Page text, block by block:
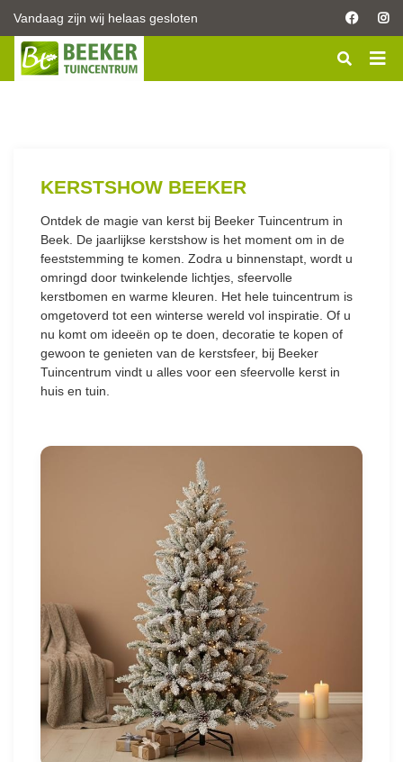
a
Vandaag zijn wij helaas gesloten
KERSTSHOW BEEKER
Ontdek de magie van kerst bij Beeker Tuincentrum in
Beek. De jaarlijkse kerstshow is het moment om in de
feeststemming te komen. Zodra u binnenstapt, wordt u
omringd door twinkelende lichtjes, sfeervolle
kerstbomen en warme kleuren. Het hele tuincentrum is
omgetoverd tot een winterse wereld vol inspiratie. Of u
nu komt om ideeën op te doen, decoratie te kopen of
gewoon te genieten van de kerstsfeer, bij Beeker
Tuincentrum vindt u alles voor een sfeervolle kerst in
huis en tuin.